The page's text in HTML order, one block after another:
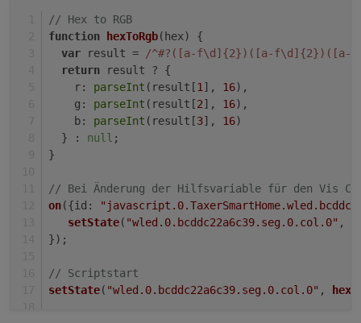
// Hex to RGB
function hexToRgb(hex) {
var result =
/^#?([a-f\d]{2})([a-f\d]{2})([a-
return result ? {
r: parseInt (result[1 ], 16),
g : parseInt (result[2], 16),
b: parseInt (result[3], 16)
  } :
null ;
}
// Bei Änderung der Hilfsvariable für den Vis
on({id :
setState( "wled.0.bcddc22a6c39.seg.0.col.0" ,
});
// Scriptstart
setState( "wled.0.bcddc22a6c39.seg.0.col.0" ,